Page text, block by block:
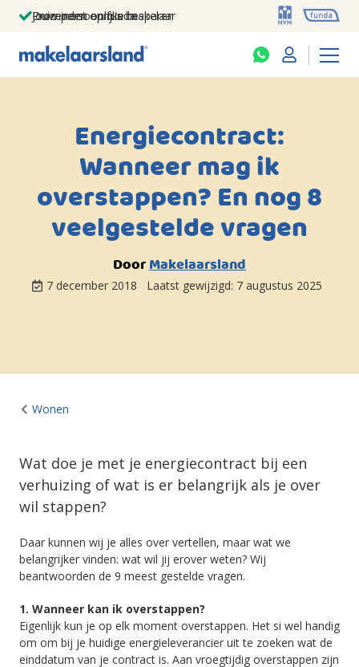
Jouw persoonlijke makelaar
Duizenden euro's besparen
Prominent op funda
Energiecontract:
Wanneer mag ik
overstappen? En nog 8
veelgestelde vragen
DoorMakelaarsland
7 december 2018 Laatst gewijzigd: 7 augustus 2025
Wonen
Wat doe je met je energiecontract bij een
verhuizing of wat is er belangrijk als je over
wil stappen?
Daar kunnen wij je alles over vertellen, maar wat we
belangrijker vinden: wat wil jij erover weten? Wij
beantwoorden de 9 meest gestelde vragen.
1. Wanneer kan ik overstappen?
Eigenlijk kun je op elk moment overstappen. Het si wel handig
om om bij je huidige energieleverancier uit te zoeken wat de
einddatum van je contract is. Aan vroegtijdig overstappen zijn